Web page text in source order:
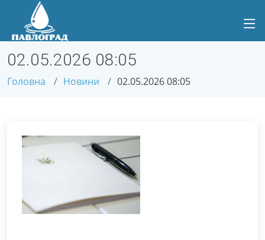
02.05.2026 08:05
Головна Новини 02.05.2026 08:05